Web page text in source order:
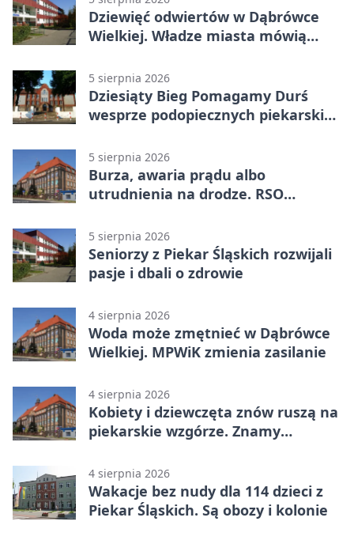
Dziewięć odwiertów w Dąbrówce
Wielkiej. Władze miasta mówią
5 sierpnia 2026
Dziesiąty Bieg Pomagamy Durś
wesprze podopiecznych piekarskich
5 sierpnia 2026
Burza, awaria prądu albo
utrudnienia na drodze. RSO
5 sierpnia 2026
Seniorzy z Piekar Śląskich rozwijali
pasje i dbali o zdrowie
4 sierpnia 2026
Woda może zmętnieć w Dąbrówce
Wielkiej. MPWiK zmienia zasilanie
4 sierpnia 2026
Kobiety i dziewczęta znów ruszą na
piekarskie wzgórze. Znamy
4 sierpnia 2026
Wakacje bez nudy dla 114 dzieci z
Piekar Śląskich. Są obozy i kolonie